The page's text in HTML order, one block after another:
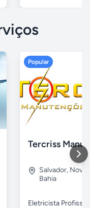
Popular
Salvador, Nova
Bahia
Eletricista